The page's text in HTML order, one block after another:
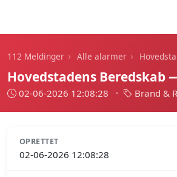
112 Meldinger › Alle alarmer ›
Hovedstadens Beredskab
02-06-2026 12:08:28 · Brand &
OPRETTET
02-06-2026 12:08:28